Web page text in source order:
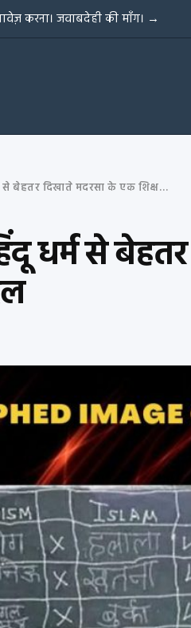
करना। जवाबदेही की माँग। →
इस्लाम को हिंदू धर्म से बेहतर दिखाते मदरसा के एक शिक्षक की एडिटेड तस्वीर फिर से वायरल
धर्म से